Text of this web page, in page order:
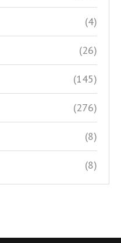
(4)
(26)
(145)
(276)
(8)
(8)